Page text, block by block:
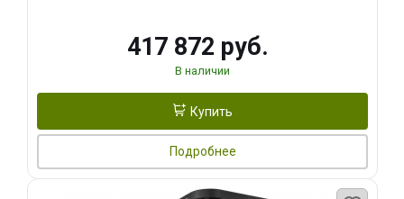
417 872 руб.
В наличии
Купить
Подробнее